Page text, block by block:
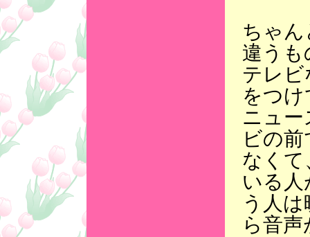
ちゃ
違う
テレ
をつ
ニュ
ビの
なくて
いる
う人
ら音